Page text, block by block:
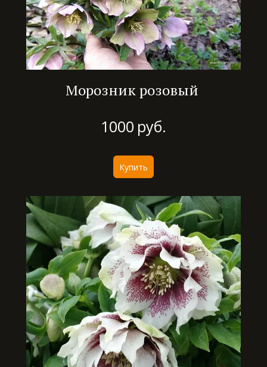
Морозник розовый
1000 руб.
Купить